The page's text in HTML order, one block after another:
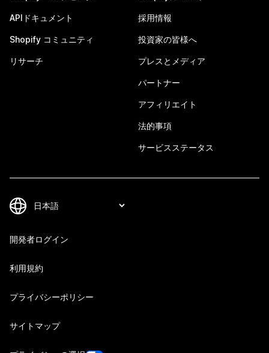
APIドキュメント
Shopify コミュニティ
リサーチ
採用情報
投資家の皆様へ
プレスとメディア
パートナー
アフィリエイト
法的事項
サービスステータス
開発者ログイン
利用規約
プライバシーポリシー
サイトマップ